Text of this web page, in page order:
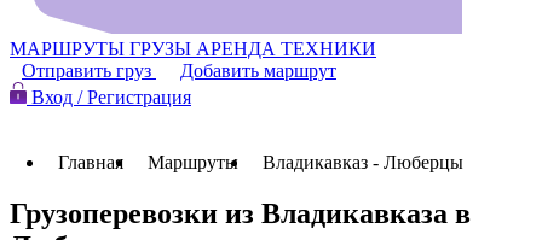
МАРШРУТЫ ГРУЗЫ АРЕНДА ТЕХНИКИ
Отправить груз
Добавить маршрут
Вход / Регистрация
Главная Маршруты Владикавказ - Люберцы
Грузоперевозки из Владикавказа в